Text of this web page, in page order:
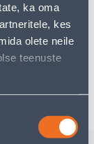
ka oma
kes
olete neile
teenuste